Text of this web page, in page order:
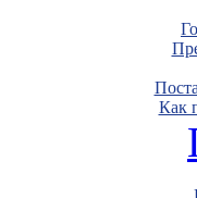
Как